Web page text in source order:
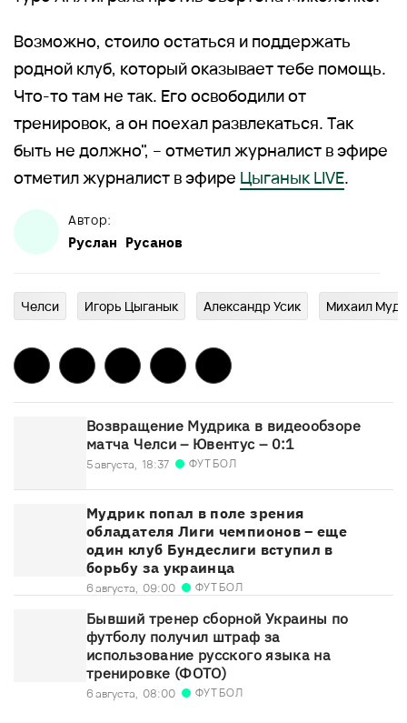
Возможно, стоило остаться и поддержать
родной клуб, который оказывает тебе помощь.
Что-то там не так. Его освободили от
тренировок, а он поехал развлекаться. Так
быть не должно", – отметил журналист в эфире
отметил журналист в эфире Цыганык LIVE.
Автор:
Руслан Русанов
Челси Игорь Цыганык Александр Усик Михаил
Возвращение Мудрика в видеообзоре
матча Челси – Ювентус – 0:1
5 августа, 18:37 ФУТБОЛ
Мудрик попал в поле зрения
обладателя Лиги чемпионов – еще
один клуб Бундеслиги вступил в
борьбу за украинца
6 августа, 09:00 ФУТБОЛ
Бывший тренер сборной Украины по
футболу получил штраф за
использование русского языка на
тренировке (ФОТО)
6 августа, 08:00 ФУТБОЛ